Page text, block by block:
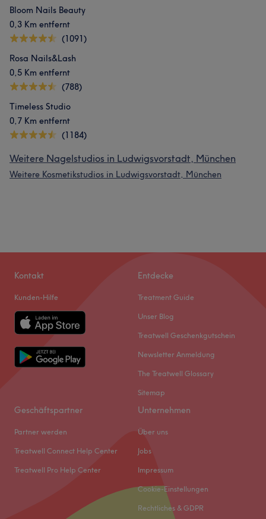
Bloom Nails Beauty
0,3 Km entfernt
(1091)
Rosa Nails&Lash
0,5 Km entfernt
(788)
Timeless Studio
0,7 Km entfernt
(1184)
Weitere Nagelstudios in Ludwigsvorstadt, München
Weitere Kosmetikstudios in Ludwigsvorstadt, München
Kontakt
Kunden-Hilfe
Entdecke
Treatment Guide
Unser Blog
Treatwell Geschenkgutschein
Newsletter Anmeldung
The Treatwell Glossary
Sitemap
Geschäftspartner
Partner werden
Treatwell Connect Help Center
Treatwell Pro Help Center
Unternehmen
Über uns
Jobs
Impressum
Cookie-Einstellungen
Rechtliches & GDPR